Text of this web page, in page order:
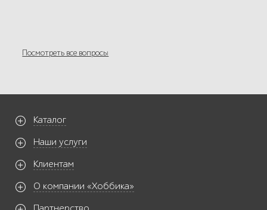
Посмотреть все вопросы
Каталог
Наши услуги
Клиентам
О компании «Хоббика»